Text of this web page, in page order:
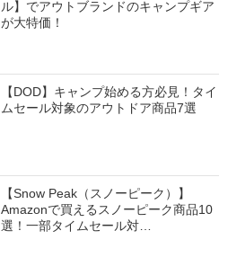
ル】でアウトブランドのキャンプギア
が大特価！
【DOD】キャンプ始める方必見！タイ
ムセール対象のアウトドア商品7選
【Snow Peak（スノーピーク）】
Amazonで買えるスノーピーク商品10
選！一部タイムセール対…